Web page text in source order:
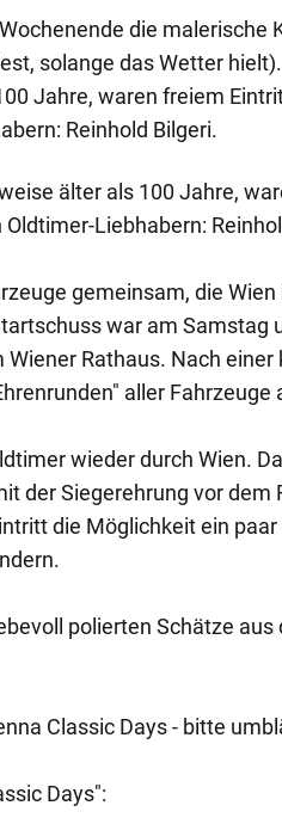
die malerische
solange das Wetter
Jahre, waren freiem
Reinhold Bilgeri.
älter als 100 Jahre,
Liebhabern:
gemeinsam, die
war am Samstag
Rathaus. Nach
aller Fahrzeuge
wieder durch Wien.
der Siegerehrung vor dem
die Möglichkeit ein
polierten Schätze aus
Classic Days - bitte
Days":